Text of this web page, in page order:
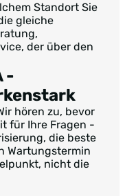
Standort Sie
gleiche
der über den
-
hören zu, bevor
für Ihre Fragen -
die beste
Wartungstermin
nicht die